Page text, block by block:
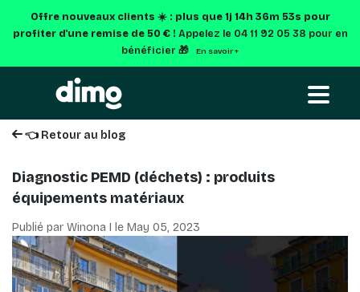
Offre nouveaux clients ☀️ : plus que 1j 14h 36m 52s pour
profiter d'une remise de 50 € ! Appelez le 04 11 92 05 38 pour en
bénéficier 🎁
En savoir +
👈 Retour au blog
Diagnostic PEMD (déchets) : produits
équipements matériaux
Publié par Winona I le May 05, 2023